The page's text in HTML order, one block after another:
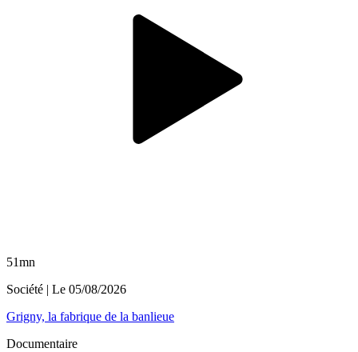
51mn
Société | Le 05/08/2026
Grigny, la fabrique de la banlieue
Documentaire